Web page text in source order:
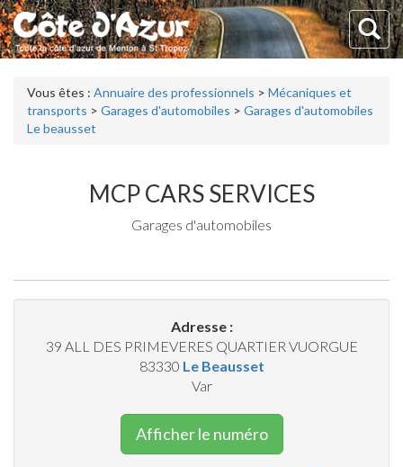
Vous êtes : Annuaire des professionnels > Mécaniques et
transports > Garages d'automobiles > Garages d'automobiles
Le beausset
MCP CARS SERVICES
Garages d'automobiles
Adresse :
39 ALL DES PRIMEVERES QUARTIER VUORGUE
83330 Le Beausset
Var
Afficher le numéro